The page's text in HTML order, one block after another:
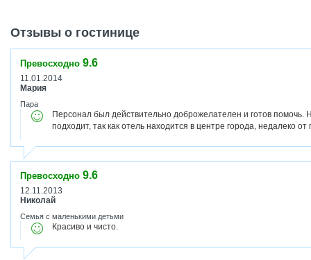
Отзывы о гостинице
Превосходно 9.6
11.01.2014
Мария
Пара
Персонал был действительно доброжелателен и готов
подходит, так как отель находится в центре города, недалеко
Превосходно 9.6
12.11.2013
Николай
Семья с маленькими детьми
Красиво и чисто.